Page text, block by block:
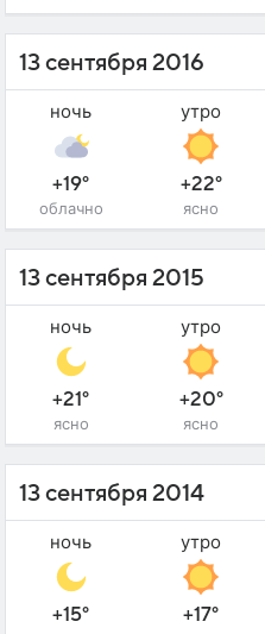
13 сентября 2016
ночь
+19°
облачно
утро
+22°
ясно
13 сентября 2015
ночь
+21°
ясно
утро
+20°
ясно
13 сентября 2014
ночь
+15°
утро
+17°